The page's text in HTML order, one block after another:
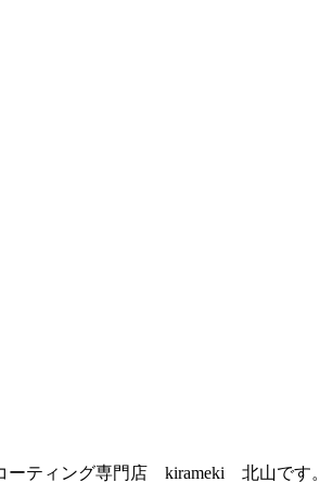
ーティング専門店 kirameki 北山です。